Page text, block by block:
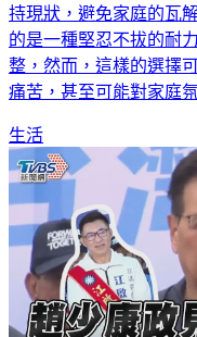
持現狀，避免家庭的瓦
的是一種堅忍不拔的耐
整，然而，這樣的選擇
痛苦，甚至可能對家庭
生活